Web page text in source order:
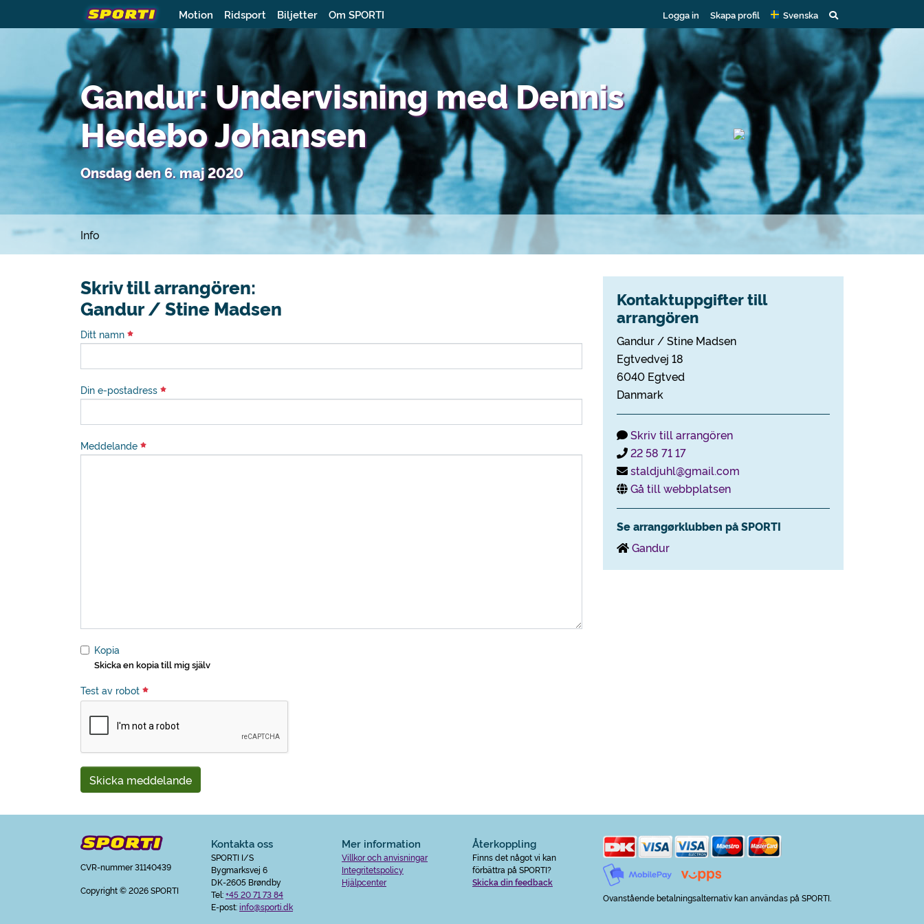
Motion Ridsport Biljetter Om SPORTI Logga in Skapa profil Svenska
Gandur: Undervisning med Dennis
Hedebo Johansen
Onsdag den 6. maj 2020
Info
Skriv till arrangören:
Gandur / Stine Madsen
Ditt namn
Din e-postadress
Meddelande
Kopia
Skicka en kopia till mig själv
Test av robot
Skicka meddelande
Kontaktuppgifter till
arrangören
Gandur / Stine Madsen
Egtvedvej 18
6040 Egtved
Danmark
Skriv till arrangören
22 58 71 17
staldjuhl@gmail.com
Gå till webbplatsen
Se arrangørklubben på SPORTI
Gandur
CVR-nummer 31140439
Copyright© 2026 SPORTI
Kontakta oss
SPORTI I/S
Bygmarksvej 6
DK-2605 Brøndby
Tel:+45 20 71 73 84
E-post:info@sporti.dk
Mer information
Villkor och anvisningar
Integritetspolicy
Hjälpcenter
Återkoppling
Finns det något vi kan
förbättra på SPORTI?
Skicka din feedback
Ovanstående betalningsalternativ kan användas på SPORTI.